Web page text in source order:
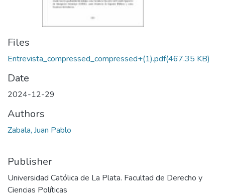
Files
Entrevista_compressed_compressed+(1).pdf(467.35 KB)
Date
2024-12-29
Authors
Zabala, Juan Pablo
Publisher
Universidad Católica de La Plata. Facultad de Derecho y
Ciencias Políticas